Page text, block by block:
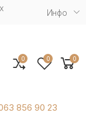
Инфо
856 90 23
0 0 0